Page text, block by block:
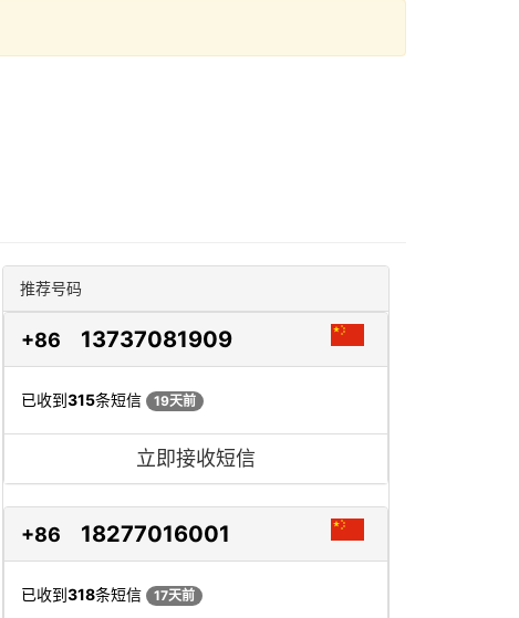
推荐号码
+86 13737081909
已收到315条短信 19天前
立即接收短信
+86 18277016001
已收到318条短信 17天前